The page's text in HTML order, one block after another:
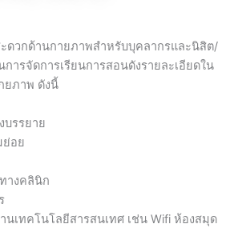
ดวกด้านกายภาพสำหรับบุคลากรและนิสิต/
ารจัดการเรียนการสอนดังรายละเอียดใน
ยภาพ ดังนี้
บรรยาย
ย่อย
างคลินิก
นเทคโนโลยีสารสนเทศ เช่น Wifi ห้องสมุด